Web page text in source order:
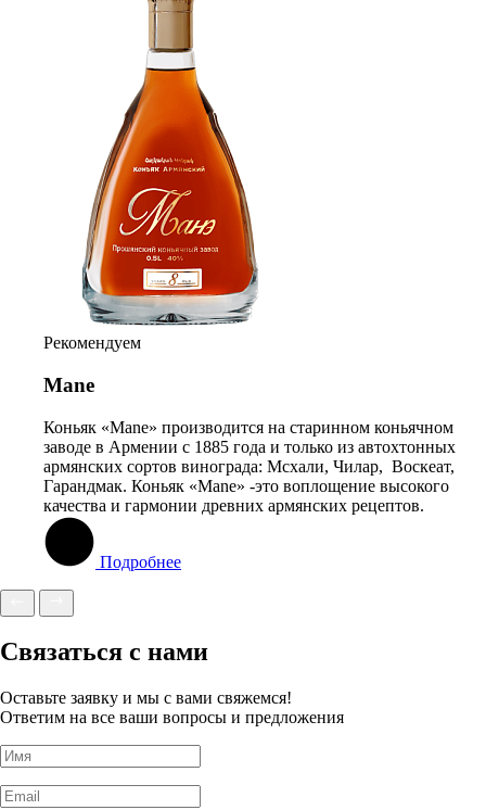
Рекомендуем
Mane
Коньяк «Mane» производится на старинном коньячном
заводе в Армении c 1885 года и только из автохтонных
армянских сортов винограда: Мсхали, Чилар, Воскеат,
Гарандмак. Коньяк «Mane» -это воплощение высокого
качества и гармонии древних армянских рецептов.
Подробнее
Связаться с нами
Оставьте заявку и мы с вами свяжемся!
Ответим на все ваши вопросы и предложения